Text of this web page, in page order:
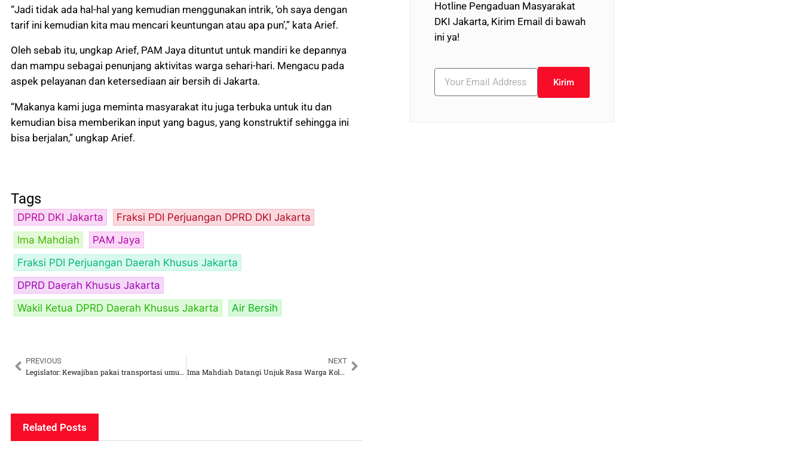
“Jadi tidak ada hal-hal yang kemudian menggunakan intrik, ‘oh saya dengan
tarif ini kemudian kita mau mencari keuntungan atau apa pun’,” kata Arief.
Oleh sebab itu, ungkap Arief, PAM Jaya dituntut untuk mandiri ke depannya
dan mampu sebagai penunjang aktivitas warga sehari-hari. Mengacu pada
aspek pelayanan dan ketersediaan air bersih di Jakarta.
“Makanya kami juga meminta masyarakat itu juga terbuka untuk itu dan
kemudian bisa memberikan input yang bagus, yang konstruktif sehingga ini
bisa berjalan,” ungkap Arief.
Tags
DPRD DKI Jakarta
Fraksi PDI Perjuangan DPRD DKI Jakarta
Ima Mahdiah
PAM Jaya
Fraksi PDI Perjuangan Daerah Khusus Jakarta
DPRD Daerah Khusus Jakarta
Wakil Ketua DPRD Daerah Khusus Jakarta
Air Bersih
PREVIOUS
Legislator: Kewajiban pakai transportasi umum jangan hari Rabu saja
NEXT
Ima Mahdiah Datangi Unjuk Rasa Warga Kolong Tol Penjaringan
Related Posts
Hotline Pengaduan Masyarakat
DKI Jakarta, Kirim Email di bawah
ini ya!
Kirim